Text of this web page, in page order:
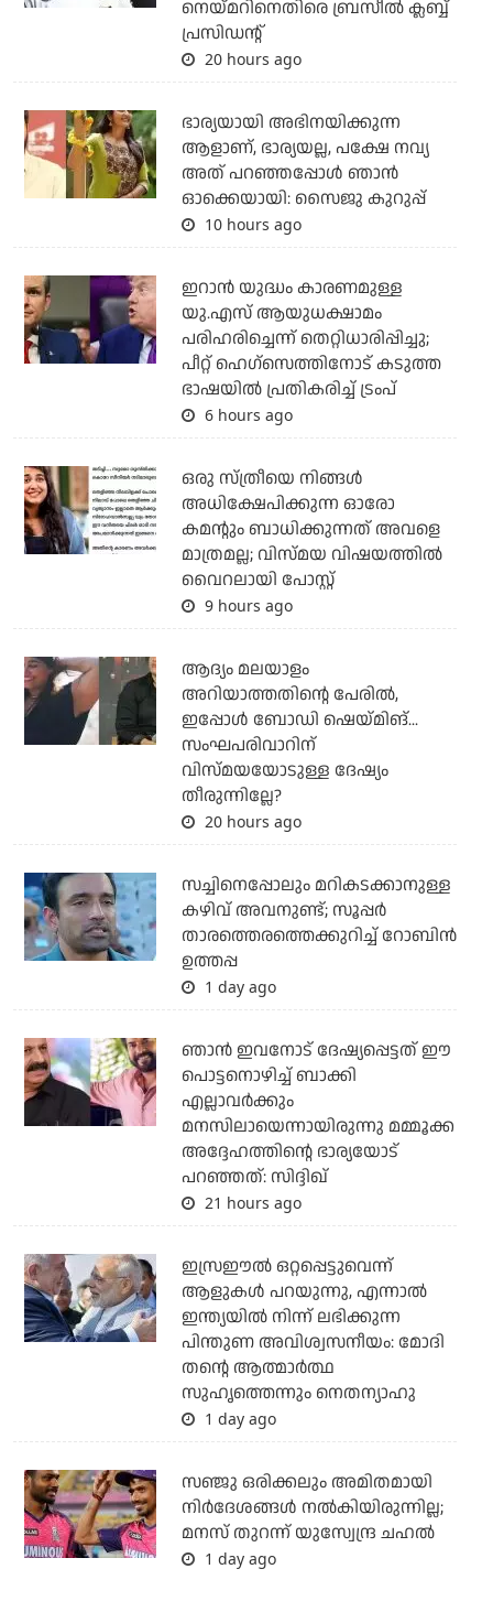
നെയ്മറിനെതിരെ ബ്രസീല്‍ ക്ലബ്ബ്
പ്രസിഡന്റ്
20 hours ago
ഭാര്യയായി അഭിനയിക്കുന്ന
ആളാണ്, ഭാര്യയല്ല, പക്ഷേ നവ്യ
അത് പറഞ്ഞപ്പോള്‍ ഞാന്‍
ഓക്കെയായി: സൈജു കുറുപ്പ്
10 hours ago
ഇറാന്‍ യുദ്ധം കാരണമുള്ള
യു.എസ് ആയുധക്ഷാമം
പരിഹരിച്ചെന്ന് തെറ്റിധാരിപ്പിച്ചു;
പീറ്റ് ഹെഗ്‌സെത്തിനോട് കടുത്ത
ഭാഷയില്‍ പ്രതികരിച്ച് ട്രംപ്
6 hours ago
ഒരു സ്ത്രീയെ നിങ്ങള്‍
അധിക്ഷേപിക്കുന്ന ഓരോ
കമന്റും ബാധിക്കുന്നത് അവളെ
മാത്രമല്ല; വിസ്മയ വിഷയത്തില്‍
വൈറലായി പോസ്റ്റ്
9 hours ago
ആദ്യം മലയാളം
അറിയാത്തതിന്റെ പേരില്‍,
ഇപ്പോള്‍ ബോഡി ഷെയ്മിങ്...
സംഘപരിവാറിന്
വിസ്മയയോടുള്ള ദേഷ്യം
തീരുന്നില്ലേ?
20 hours ago
സച്ചിനെപ്പോലും മറികടക്കാനുള്ള
കഴിവ് അവനുണ്ട്; സൂപ്പര്‍
താരത്തെരത്തെക്കുറിച്ച് റോബിന്‍
ഉത്തപ്പ
1 day ago
ഞാന്‍ ഇവനോട് ദേഷ്യപ്പെട്ടത് ഈ
പൊട്ടനൊഴിച്ച് ബാക്കി
എല്ലാവര്‍ക്കും
മനസിലായെന്നായിരുന്നു മമ്മൂക്ക
അദ്ദേഹത്തിന്റെ ഭാര്യയോട്
പറഞ്ഞത്: സിദ്ദിഖ്
21 hours ago
ഇസ്രഈല്‍ ഒറ്റപ്പെട്ടുവെന്ന്
ആളുകള്‍ പറയുന്നു, എന്നാല്‍
ഇന്ത്യയില്‍ നിന്ന് ലഭിക്കുന്ന
പിന്തുണ അവിശ്വസനീയം: മോദി
തന്റെ ആത്മാര്‍ത്ഥ
സുഹൃത്തെന്നും നെതന്യാഹു
1 day ago
സഞ്ജു ഒരിക്കലും അമിതമായി
നിര്‍ദേശങ്ങള്‍ നല്‍കിയിരുന്നില്ല;
മനസ് തുറന്ന് യുസ്വേന്ദ്ര ചഹല്‍
1 day ago